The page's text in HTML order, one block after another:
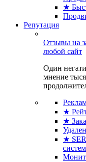
★
Репутация
Отзывы на
любой сайт
Один
мнение
★
★
★